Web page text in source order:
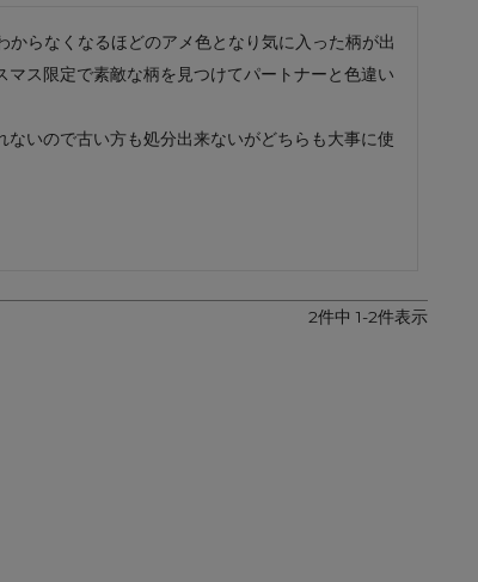
からなくなるほどのアメ色となり気に入った柄が出
マス限定で素敵な柄を見つけてパートナーと色違い
いので古い方も処分出来ないがどちらも大事に使
2件中 1-2件表示